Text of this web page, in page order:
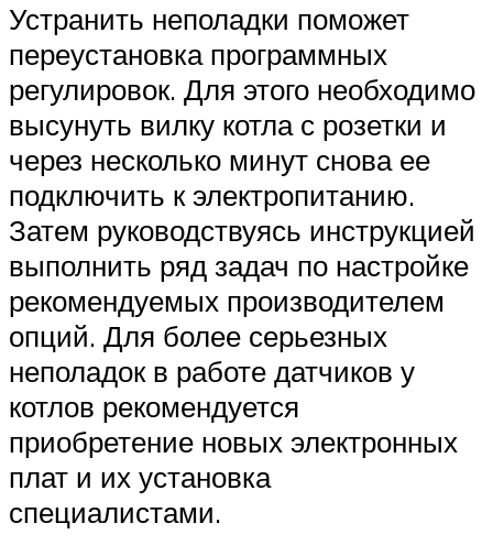
Устранить неполадки поможет
переустановка программных
регулировок. Для этого необходимо
высунуть вилку котла с розетки и
через несколько минут снова ее
подключить к электропитанию.
Затем руководствуясь инструкцией
выполнить ряд задач по настройке
рекомендуемых производителем
опций. Для более серьезных
неполадок в работе датчиков у
котлов рекомендуется
приобретение новых электронных
плат и их установка
специалистами.